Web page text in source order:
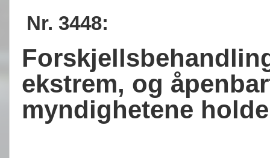
Nr. 3448:
ekstrem, og
myndighetene